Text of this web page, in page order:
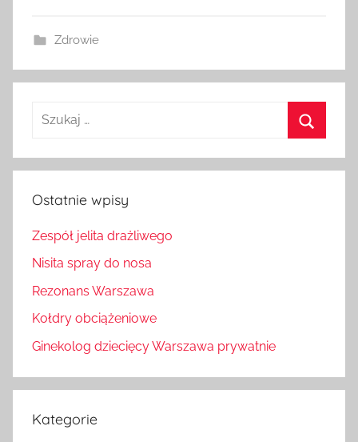
Zdrowie
Szukaj:
Ostatnie wpisy
Zespół jelita drażliwego
Nisita spray do nosa
Rezonans Warszawa
Kołdry obciążeniowe
Ginekolog dziecięcy Warszawa prywatnie
Kategorie